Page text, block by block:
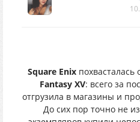
Square Enixпохвасталась
Fantasy XV: всего за
отгрузила в магазины и
До сих пор точно не